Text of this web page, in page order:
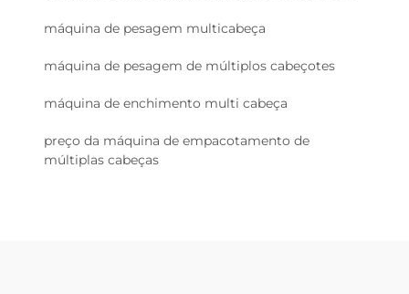
máquina de pesagem multicabeça
máquina de pesagem de múltiplos cabeçotes
máquina de enchimento multi cabeça
preço da máquina de empacotamento de
múltiplas cabeças